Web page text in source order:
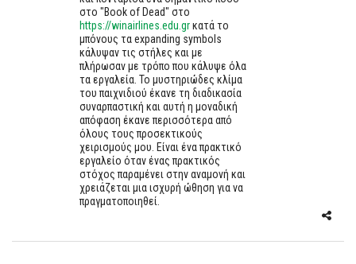
στο "Book of Dead" στο
https://winairlines.edu.grκατά το
μπόνους τα expanding symbols
κάλυψαν τις στήλες και με
πλήρωσαν με τρόπο που κάλυψε όλα
τα εργαλεία. Το μυστηριώδες κλίμα
του παιχνιδιού έκανε τη διαδικασία
συναρπαστική και αυτή η μοναδική
απόφαση έκανε περισσότερα από
όλους τους προσεκτικούς
χειρισμούς μου. Είναι ένα πρακτικό
εργαλείο όταν ένας πρακτικός
στόχος παραμένει στην αναμονή και
χρειάζεται μια ισχυρή ώθηση για να
πραγματοποιηθεί.